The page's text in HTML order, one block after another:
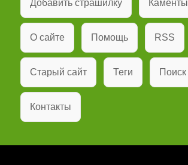
Добавить страшилку Каменты
О сайте Помощь RSS
Старый сайт Теги Поиск
Контакты